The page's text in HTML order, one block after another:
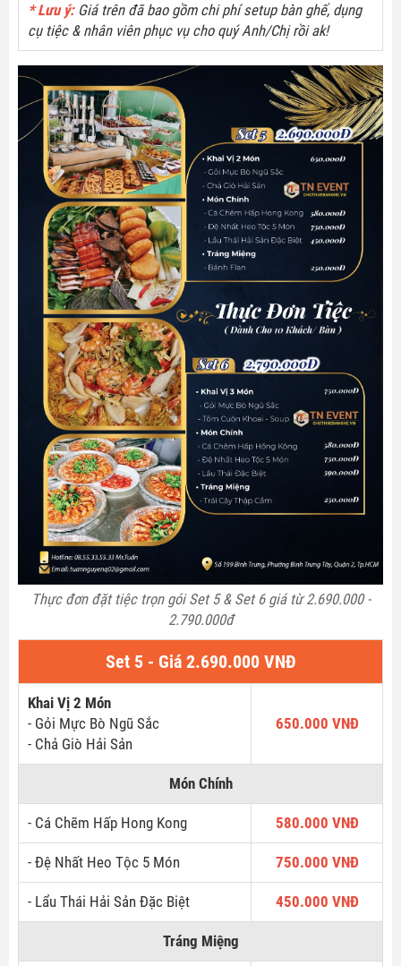
* Lưu ý: Giá trên đã bao gồm chi phí setup bàn ghế, dụng
cụ tiệc & nhân viên phục vụ cho quý Anh/Chị rồi ak!
Thực đơn đặt tiệc trọn gói Set 5 & Set 6 giá từ 2.690.000 -
2.790.000đ
Set 5 - Giá 2.690.000 VNĐ
Khai Vị 2 Món
- Gỏi Mực Bò Ngũ Sắc
- Chả Giò Hải Sản
650.000 VNĐ
Món Chính
- Cá Chẽm Hấp Hong Kong 580.000 VNĐ
- Đệ Nhất Heo Tộc 5 Món 750.000 VNĐ
- Lẩu Thái Hải Sản Đặc Biệt 450.000 VNĐ
Tráng Miệng